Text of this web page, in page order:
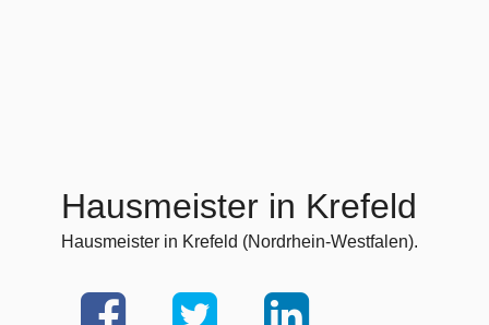
Hausmeister in Krefeld
Hausmeister in Krefeld (Nordrhein-Westfalen).